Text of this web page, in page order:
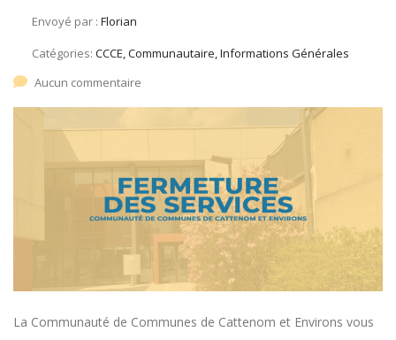
Envoyé par : Florian
Catégories: CCCE, Communautaire, Informations Générales
Aucun commentaire
La Communauté de Communes de Cattenom et Environs vous